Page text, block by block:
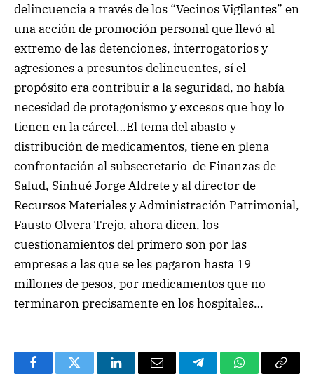
delincuencia a través de los “Vecinos Vigilantes” en
una acción de promoción personal que llevó al
extremo de las detenciones, interrogatorios y
agresiones a presuntos delincuentes, sí el
propósito era contribuir a la seguridad, no había
necesidad de protagonismo y excesos que hoy lo
tienen en la cárcel…El tema del abasto y
distribución de medicamentos, tiene en plena
confrontación al subsecretario de Finanzas de
Salud, Sinhué Jorge Aldrete y al director de
Recursos Materiales y Administración Patrimonial,
Fausto Olvera Trejo, ahora dicen, los
cuestionamientos del primero son por las
empresas a las que se les pagaron hasta 19
millones de pesos, por medicamentos que no
terminaron precisamente en los hospitales…
FacebookTwitter LinkedInEmail TelegramWhatsApp
Copy